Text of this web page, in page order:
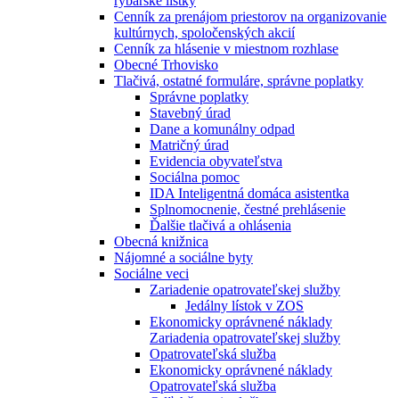
Cenník za prenájom priestorov na organizovanie
kultúrnych, spoločenských akcií
Cenník za hlásenie v miestnom rozhlase
Obecné Trhovisko
Tlačivá, ostatné formuláre, správne poplatky
Správne poplatky
Stavebný úrad
Dane a komunálny odpad
Matričný úrad
Evidencia obyvateľstva
Sociálna pomoc
IDA Inteligentná domáca asistentka
Splnomocnenie, čestné prehlásenie
Ďalšie tlačivá a ohlásenia
Obecná knižnica
Nájomné a sociálne byty
Sociálne veci
Zariadenie opatrovateľskej služby
Jedálny lístok v ZOS
Ekonomicky oprávnené náklady
Zariadenia opatrovateľskej služby
Opatrovateľská služba
Ekonomicky oprávnené náklady
Opatrovateľská služba